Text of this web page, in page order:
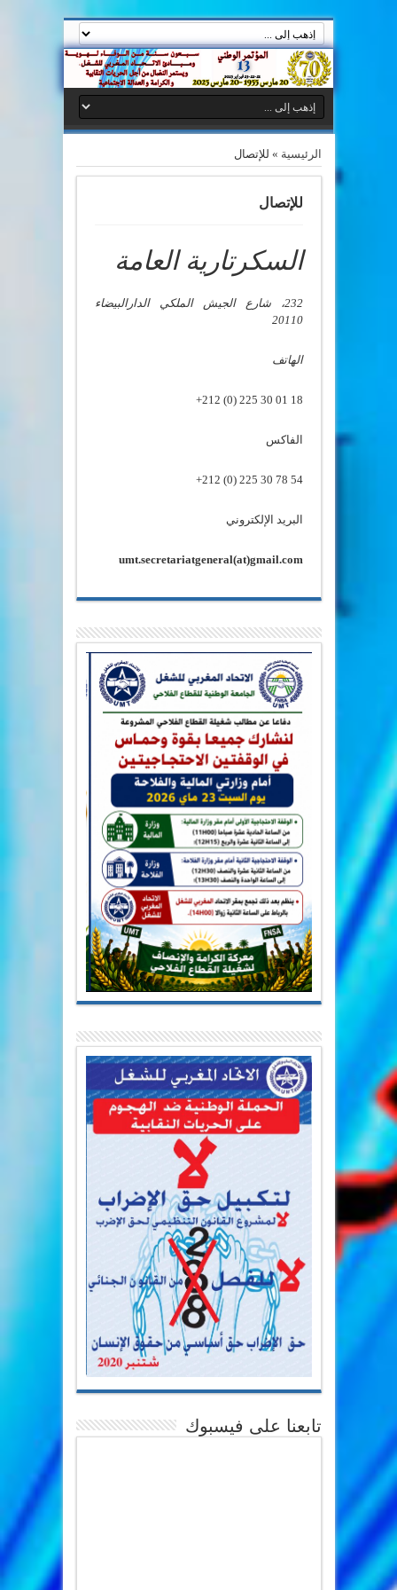
الرئيسية » للإتصال
للإتصال
السكرتارية العامة
232، شارع الجيش الملكي
الدارالبيضاء
20110
الهاتف
18 01 30 225 (0) 212+
الفاكس
54 78 30 225 (0) 212+
البريد الإلكتروني
umt.secretariatgeneral(at)gmail.com
تابعنا على فيسبوك